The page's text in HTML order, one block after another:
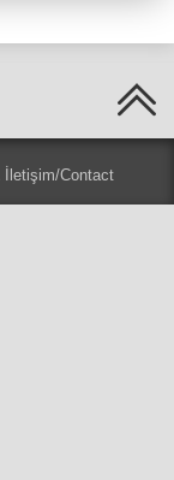
İletişim/Contact